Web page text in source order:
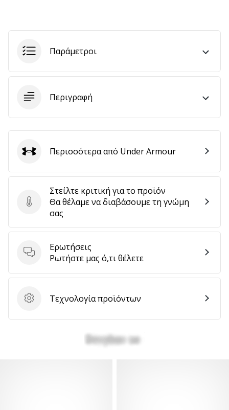
Εμφάνιση
των
Παράμετροι
Περιγραφή
Στείλτε κριτική για το προϊόν
Στείλτε κριτική για το προϊόν
Θα θέλαμε να διαβάσουμε τη γνώμη
σας
Ερωτήσεις
Ερωτήσεις
Ρωτήστε μας ό,τι θέλετε
Τεχνολογία προϊόντων
Τεχνολογία προϊόντων
Under Armour
Περισσότερα από Under Armour